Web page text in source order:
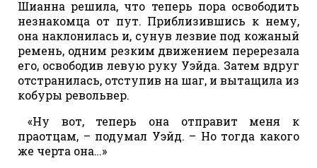
Шианна решила, что теперь пора освободить
незнакомца от пут. Приблизившись к нему,
она наклонилась и, сунув лезвие под кожаный
ремень, одним резким движением перерезала
его, освободив левую руку Уэйда. Затем вдруг
отстранилась, отступив на шаг, и вытащила из
кобуры револьвер.
«Ну вот, теперь она отправит меня к
праотцам, – подумал Уэйд. – Но тогда какого
же черта она…»